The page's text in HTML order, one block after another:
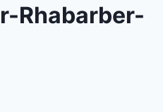
Rhabarber-